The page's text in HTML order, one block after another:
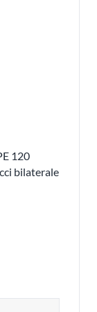
120
bilaterale